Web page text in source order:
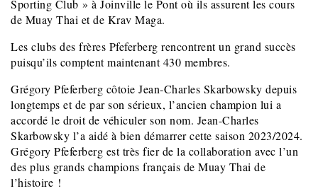
Sporting Club » à Joinville le Pont où ils assurent les cours
de Muay Thai et de Krav Maga.
Les clubs des frères Pfeferberg rencontrent un grand succès
puisqu’ils comptent maintenant 430 membres.
Grégory Pfeferberg côtoie Jean-Charles Skarbowsky depuis
longtemps et de par son sérieux, l’ancien champion lui a
accordé le droit de véhiculer son nom. Jean-Charles
Skarbowsky l’a aidé à bien démarrer cette saison 2023/2024.
Grégory Pfeferberg est très fier de la collaboration avec l’un
des plus grands champions français de Muay Thai de
l’histoire !